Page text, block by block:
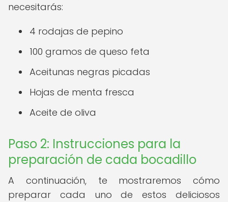
necesitarás:
4 rodajas de pepino
100 gramos de queso feta
Aceitunas negras picadas
Hojas de menta fresca
Aceite de oliva
Paso 2: Instrucciones para la
preparación de cada bocadillo
A continuación, te mostraremos cómo
preparar cada uno de estos deliciosos